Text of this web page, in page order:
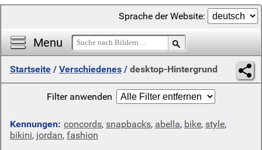
Menu
Sprache der Website:
Startseite / Verschiedenes / desktop-Hintergrund
Filter anwenden
Kennungen: concords, snapbacks, abella, bike, style,
bikini, jordan, fashion